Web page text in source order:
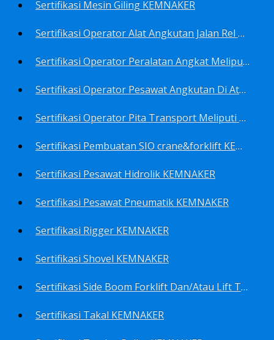
Sertifikasi Mesin Giling KEMNAKER
Sertifikasi Operator Alat Angkutan Jalan Rel Meliputi Operator Lokomotif Dan Lori KEMNAKER
Sertifikasi Operator Peralatan Angkat Meliputi Operator Dongkrak Mekanik (Lier) KEMNAKER
Sertifikasi Operator Pesawat Angkutan Di Atas Landasan Dan Di Atas Permukaan Meliputi Antara Lain Operator: Dump Truk KEMNAKER
Sertifikasi Operator Pita Transport Meliputi Operator Eskalator KEMNAKER
Sertifikasi Pembuatan SIO crane&forklift KEMNAKER
Sertifikasi Pesawat Hidrolik KEMNAKER
Sertifikasi Pesawat Pneumatik KEMNAKER
Sertifikasi Rigger KEMNAKER
Sertifikasi Shovel KEMNAKER
Sertifikasi Side Boom Forklift Dan/Atau Lift Truk KEMNAKER
Sertifikasi Takal KEMNAKER